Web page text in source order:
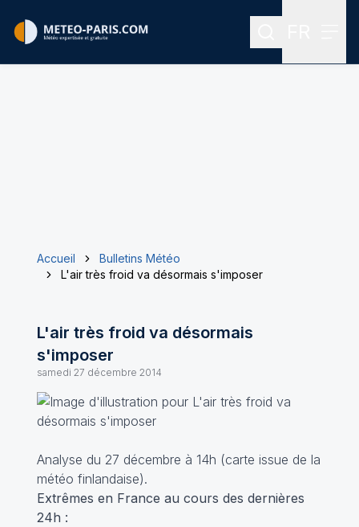
Rechercher
Accueil
Bulletins Météo
L'air très froid va désormais s'imposer
L'air très froid va désormais
s'imposer
samedi 27 décembre 2014
Analyse du 27 décembre à 14h (carte issue de la
météo finlandaise).
Extrêmes en France au cours des dernières
24h :